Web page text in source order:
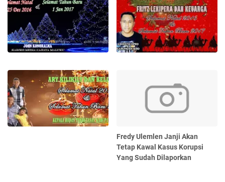
Fredy Ulemlen Janji Akan
Tetap Kawal Kasus Korupsi
Yang Sudah Dilaporkan